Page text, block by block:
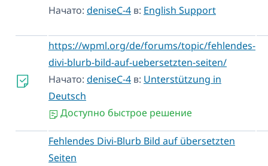
Начато: deniseC-4 в: English Support
https://wpml.org/de/forums/topic/fehlendes-
divi-blurb-bild-auf-uebersetzten-seiten/
Начато: deniseC-4 в: Unterstützung in
Deutsch
Доступно быстрое решение
Fehlendes Divi-Blurb Bild auf übersetzten
Seiten